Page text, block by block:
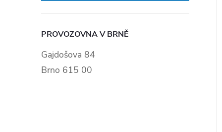
PROVOZOVNA V BRNĚ
Gajdošova 84
Brno 615 00